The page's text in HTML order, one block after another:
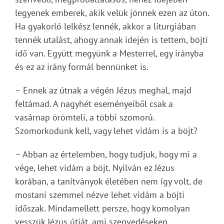
legyenek emberek, akik velük jönnek ezen az úton.
Ha gyakorló lelkész lennék, akkor a liturgiában
tennék utalást, ahogy annak idején is tettem, böjti
idő van. Együtt megyünk a Mesterrel, egy irányba
és ez az irány formál bennünket is.
– Ennek az útnak a végén Jézus meghal, majd
feltámad. A nagyhét eseményeiből csak a
vasárnap örömteli, a többi szomorú.
Szomorkodunk kell, vagy lehet vidám is a böjt?
– Abban az értelemben, hogy tudjuk, hogy mi a
vége, lehet vidám a böjt. Nyilván ez Jézus
korában, a tanítványok életében nem így volt, de
mostani szemmel nézve lehet vidám a böjti
időszak. Mindamellett persze, hogy komolyan